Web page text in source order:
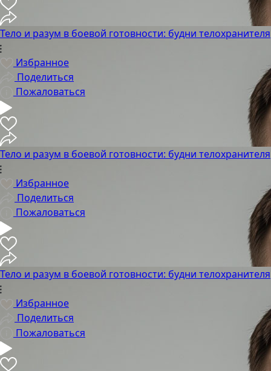
Тело и разум в боевой готовности: будни телохранителя
Избранное
Поделиться
Пожаловаться
Тело и разум в боевой готовности: будни телохранителя
Избранное
Поделиться
Пожаловаться
Тело и разум в боевой готовности: будни телохранителя
Избранное
Поделиться
Пожаловаться